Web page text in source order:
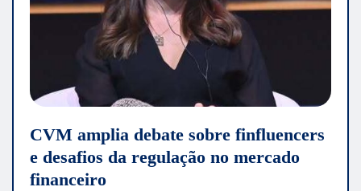
CVM amplia debate sobre finfluencers
e desafios da regulação no mercado
financeiro